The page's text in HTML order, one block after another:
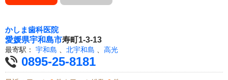
かしま歯科医院
愛媛県宇和島市寿町1-3-13
最寄駅： 宇和島 北宇和島 高光
0895-25-8181